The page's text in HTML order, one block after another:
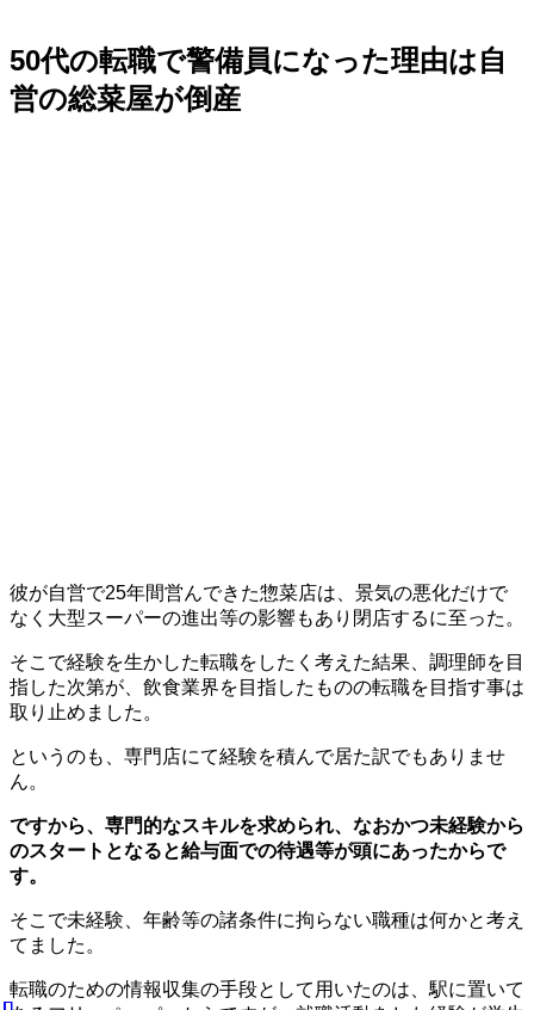
50代の転職で警備員になった理由は自
営の総菜屋が倒産
彼が自営で25年間営んできた惣菜店は、景気の悪化だけで
なく大型スーパーの進出等の影響もあり閉店するに至った。
そこで経験を生かした転職をしたく考えた結果、調理師を目
指した次第が、飲食業界を目指したものの転職を目指す事は
取り止めました。
というのも、専門店にて経験を積んで居た訳でもありませ
ん。
ですから、専門的なスキルを求められ、なおかつ未経験から
のスタートとなると給与面での待遇等が頭にあったからで
す。
そこで未経験、年齢等の諸条件に拘らない職種は何かと考え
てました。
転職のための情報収集の手段として用いたのは、駅に置いて